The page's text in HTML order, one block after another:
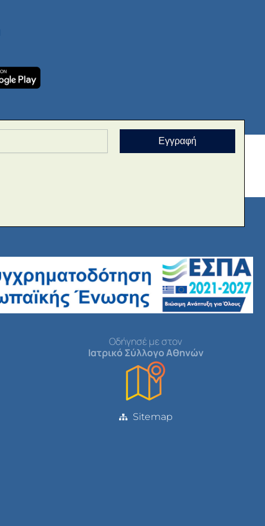
Εγγραφή
Οδήγησέ με στον
Ιατρικό Σύλλογο Αθηνών
Sitemap